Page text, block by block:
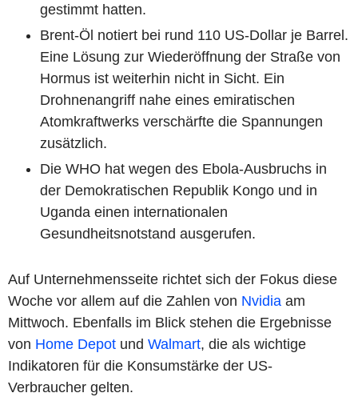
gestimmt hatten.
Brent-Öl notiert bei rund 110 US-Dollar je Barrel.
Eine Lösung zur Wiederöffnung der Straße von
Hormus ist weiterhin nicht in Sicht. Ein
Drohnenangriff nahe eines emiratischen
Atomkraftwerks verschärfte die Spannungen
zusätzlich.
Die WHO hat wegen des Ebola-Ausbruchs in
der Demokratischen Republik Kongo und in
Uganda einen internationalen
Gesundheitsnotstand ausgerufen.
Auf Unternehmensseite richtet sich der Fokus diese
Woche vor allem auf die Zahlen von Nvidia am
Mittwoch. Ebenfalls im Blick stehen die Ergebnisse
von Home Depot und Walmart, die als wichtige
Indikatoren für die Konsumstärke der US-
Verbraucher gelten.